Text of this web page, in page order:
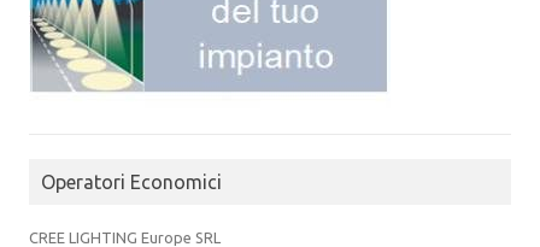
Operatori Economici
CREE LIGHTING Europe SRL